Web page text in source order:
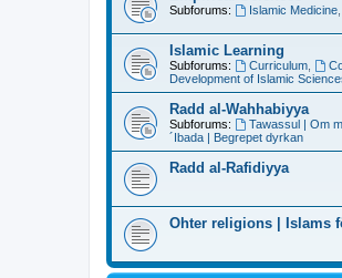
Subforums: Islamic Medicine,
Islamic Learning
Subforums: Curriculum,
Development of Islamic
Radd al-Wahhabiyya
Subforums: Tawassul | Om
´Ibada | Begrepet dyrkan
Radd al-Rafidiyya
Ohter religions | Islams